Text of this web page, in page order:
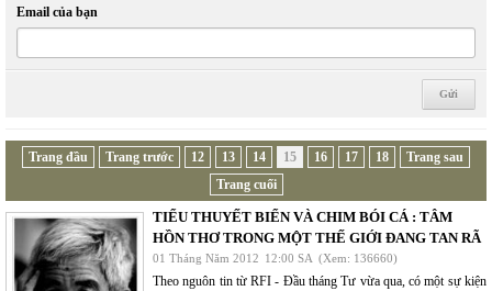
Email của bạn
Trang đầu Trang trước 12 13 14 15 16 17 18
Trang sau
Trang cuối
TIỂU THUYẾT BIỂN VÀ CHIM BÓI CÁ : TÂM
HỒN THƠ TRONG MỘT THẾ GIỚI ĐANG TAN RÃ
01 Tháng Năm 2012 12:00 SA (Xem: 136660)
Theo nguôn tin từ RFI - Đầu tháng Tư vừa qua, có một sự kiện